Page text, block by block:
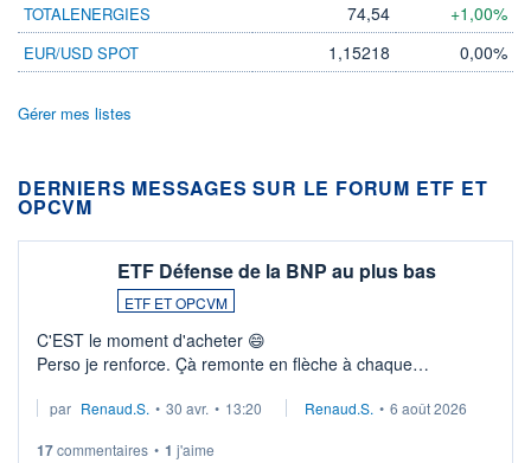
TOTALENERGIES 74,54 +1,00%
EUR/USD SPOT 1,15218 0,00%
Gérer mes listes
DERNIERS MESSAGES SUR LE FORUM ETF ET
OPCVM
ETF Défense de la BNP au plus bas
ETF ET OPCVM
C'EST le moment d'acheter 😄​
Perso je renforce. Çà remonte en flèche à chaque
Investissement long terme tip top pour sa retraite.
par Renaud.S. • 30 avr. • 13:20 Renaud.S. • 6 août 2026
17commentaires • 1 j'aime